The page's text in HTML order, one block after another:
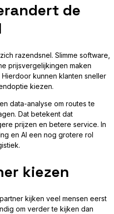
de
razendsnel. Slimme software,
prijsvergelijkingen maken
kunnen klanten sneller
kiezen.
data-analyse om routes te
Dat betekent dat
prijzen en betere service. In
en AI een nog grotere rol
kiezen
kijken veel mensen eerst
om verder te kijken dan